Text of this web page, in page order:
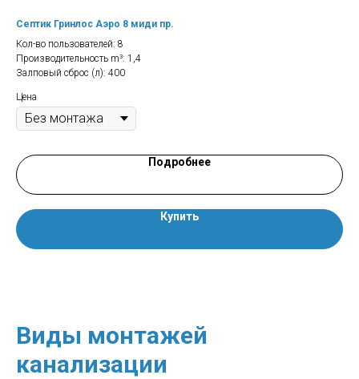
Септик Гринлос Аэро 8 миди пр.
Кол-во пользователей: 8
Производительность m³: 1,4
Залповый сброс (л): 400
Цена
Подробнее
Купить
Виды монтажей
канализации